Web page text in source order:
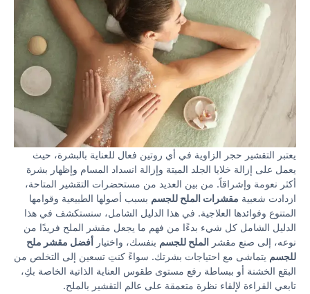
يعتبر التقشير حجر الزاوية في أي روتين فعال للعناية بالبشرة، حيث
يعمل على إزالة خلايا الجلد الميتة وإزالة انسداد المسام وإظهار بشرة
أكثر نعومة وإشراقاً. من بين العديد من مستحضرات التقشير المتاحة،
ازدادت شعبية مقشرات الملح للجسم بسبب أصولها الطبيعية وقوامها
المتنوع وفوائدها العلاجية. في هذا الدليل الشامل، سنستكشف في هذا
الدليل الشامل كل شيء بدءًا من فهم ما يجعل مقشر الملح فريدًا من
نوعه، إلى صنع مقشر الملح للجسم بنفسك، واختيار أفضل مقشر ملح
للجسم يتماشى مع احتياجات بشرتك. سواءً كنتِ تسعين إلى التخلص من
البقع الخشنة أو ببساطة رفع مستوى طقوس العناية الذاتية الخاصة بكِ،
تابعي القراءة لإلقاء نظرة متعمقة على عالم التقشير بالملح.